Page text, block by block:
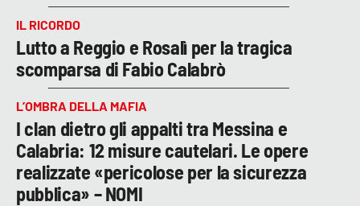
IL RICORDO
Lutto a Reggio e Rosalì per la tragica
scomparsa di Fabio Calabrò
L’OMBRA DELLA MAFIA
I clan dietro gli appalti tra Messina e
Calabria: 12 misure cautelari. Le opere
realizzate «pericolose per la sicurezza
pubblica» – NOMI